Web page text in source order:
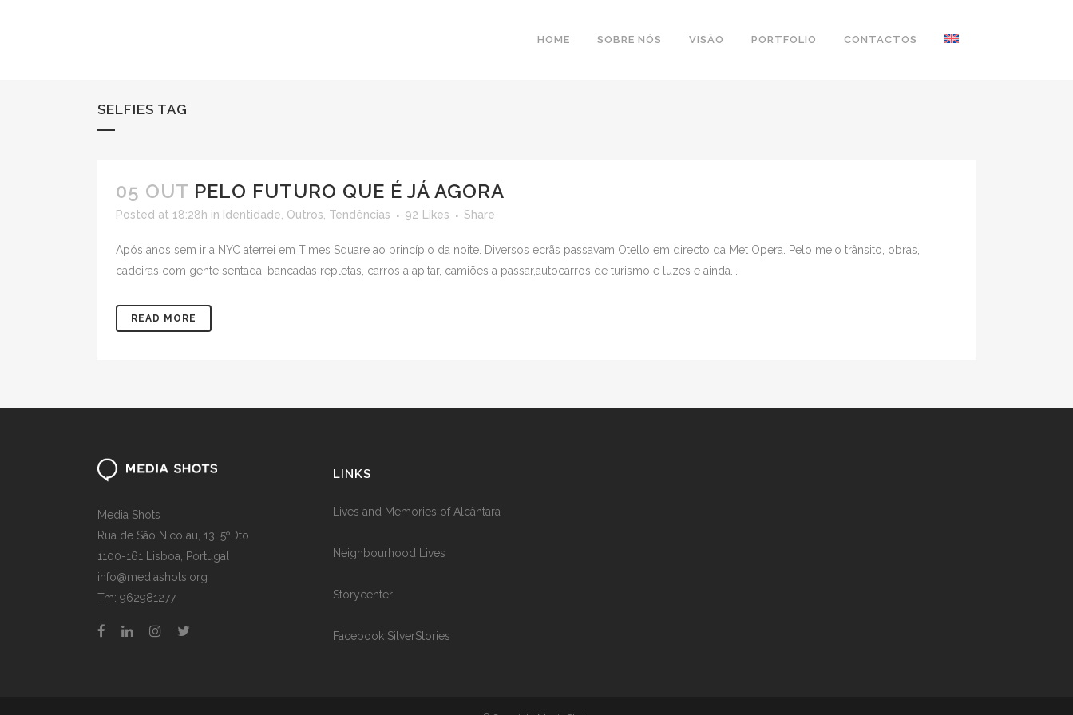
HOME SOBRE NÓS VISÃO PORTFOLIO CONTACTOS
SELFIES TAG
05 OUT PELO FUTURO QUE É JÁ AGORA
Posted at 18:28h in Identidade Outros Tendências 92 Likes Share
Após anos sem ir a NYC aterrei em Times Square ao princípio da noite. Diversos ecrãs passavam Otello em directo da Met Opera. Pelo meio trânsito, obras,
cadeiras com gente sentada, bancadas repletas, carros a apitar, camiões a passar,autocarros de turismo e luzes e ainda...
READ MORE
Media Shots
Rua de São Nicolau, 13, 5ºDto
1100-161 Lisboa, Portugal
info@mediashots.org
Tm: 962981277
LINKS
Lives and Memories of Alcântara
Neighbourhood Lives
Storycenter
Facebook SilverStories